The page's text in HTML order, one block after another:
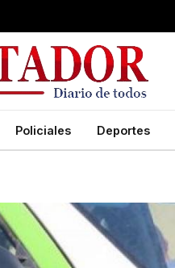
Policiales Deportes